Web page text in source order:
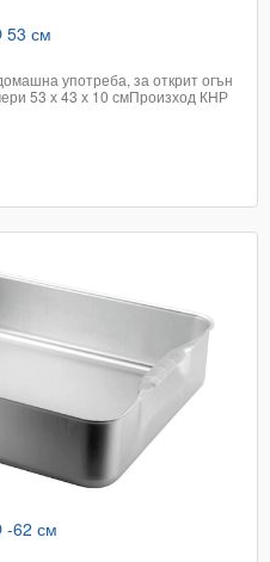
53 см
употреба, за открит огън
53 х 43 х 10 смПроизход КНР​
поръчка в графа доставка,
-62 см